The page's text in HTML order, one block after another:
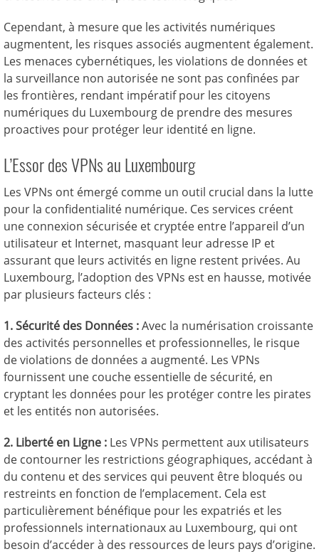
Cependant, à mesure que les activités numériques
augmentent, les risques associés augmentent également.
Les menaces cybernétiques, les violations de données et
la surveillance non autorisée ne sont pas confinées par
les frontières, rendant impératif pour les citoyens
numériques du Luxembourg de prendre des mesures
proactives pour protéger leur identité en ligne.
L’Essor des VPNs au Luxembourg
Les VPNs ont émergé comme un outil crucial dans la lutte
pour la confidentialité numérique. Ces services créent
une connexion sécurisée et cryptée entre l’appareil d’un
utilisateur et Internet, masquant leur adresse IP et
assurant que leurs activités en ligne restent privées. Au
Luxembourg, l’adoption des VPNs est en hausse, motivée
par plusieurs facteurs clés :
1. Sécurité des Données :Avec la numérisation croissante
des activités personnelles et professionnelles, le risque
de violations de données a augmenté. Les VPNs
fournissent une couche essentielle de sécurité, en
cryptant les données pour les protéger contre les pirates
et les entités non autorisées.
2. Liberté en Ligne : Les VPNs permettent aux utilisateurs
de contourner les restrictions géographiques, accédant à
du contenu et des services qui peuvent être bloqués ou
restreints en fonction de l’emplacement. Cela est
particulièrement bénéfique pour les expatriés et les
professionnels internationaux au Luxembourg, qui ont
besoin d’accéder à des ressources de leurs pays d’origine.